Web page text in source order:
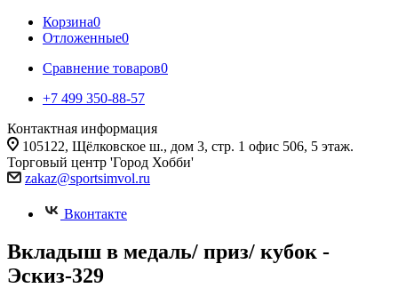
Корзина0
Отложенные0
Сравнение товаров0
+7 499 350-88-57
Контактная информация
105122, Щёлковское ш., дом 3, стр. 1 офис 506, 5 этаж.
Торговый центр 'Город Хобби'
zakaz@sportsimvol.ru
Вконтакте
Вкладыш в медаль/ приз/ кубок -
Эскиз-329